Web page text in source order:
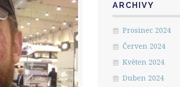
ARCHIVY
Prosinec 2024
Červen 2024
Květen 2024
Duben 2024